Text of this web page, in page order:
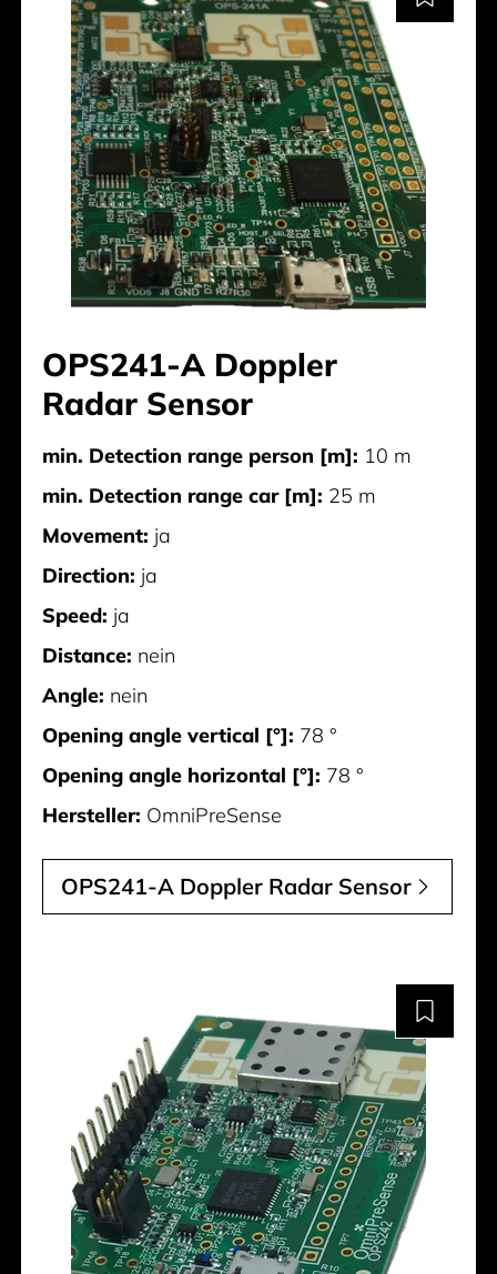
OPS241-A Doppler
Radar Sensor
min. Detection range person [m]: 10 m
min. Detection range car [m]: 25 m
Movement: ja
Direction: ja
Speed: ja
Distance: nein
Angle: nein
Opening angle vertical [°]: 78 °
Opening angle horizontal [°]: 78 °
Hersteller: OmniPreSense
OPS241-A Doppler Radar Sensor